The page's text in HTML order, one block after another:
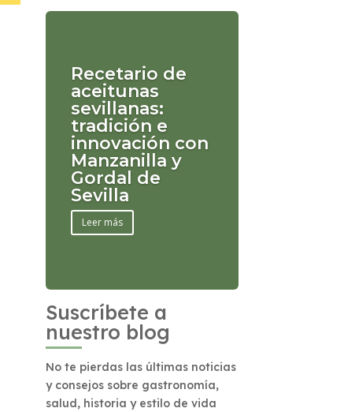
Recetario de
aceitunas
sevillanas:
tradición e
innovación con
Manzanilla y
Gordal de
Sevilla
Leer más
Suscríbete a
nuestro blog
No te pierdas las últimas noticias
y consejos sobre gastronomía,
salud, historia y estilo de vida